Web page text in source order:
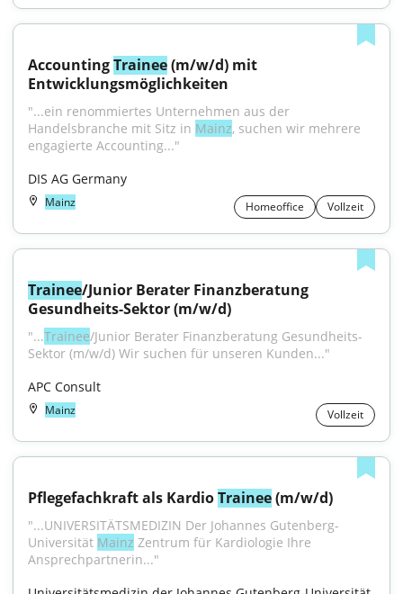
Accounting Trainee (m/w/d) mit
Entwicklungsmöglichkeiten
"...ein renommiertes Unternehmen aus der
Handelsbranche mit Sitz in Mainz, suchen wir mehrere
engagierte Accounting..."
DIS AG Germany
Mainz Homeoffice Vollzeit
Trainee/Junior Berater Finanzberatung
Gesundheits-Sektor (m/w/d)
"...Trainee/Junior Berater Finanzberatung Gesundheits-
Sektor (m/w/d) Wir suchen für unseren Kunden..."
APC Consult
Mainz Vollzeit
Pflegefachkraft als Kardio Trainee (m/w/d)
"...UNIVERSITÄTSMEDIZIN Der Johannes Gutenberg-
Universität Mainz Zentrum für Kardiologie Ihre
Ansprechpartnerin..."